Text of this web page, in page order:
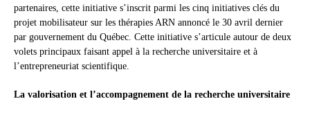
partenaires, cette initiative s’inscrit parmi les cinq initiatives clés du
projet mobilisateur sur les thérapies ARN annoncé le 30 avril dernier
par gouvernement du Québec. Cette initiative s’articule autour de deux
volets principaux faisant appel à la recherche universitaire et à
l’entrepreneuriat scientifique.
La valorisation et l’accompagnement de la recherche universitaire